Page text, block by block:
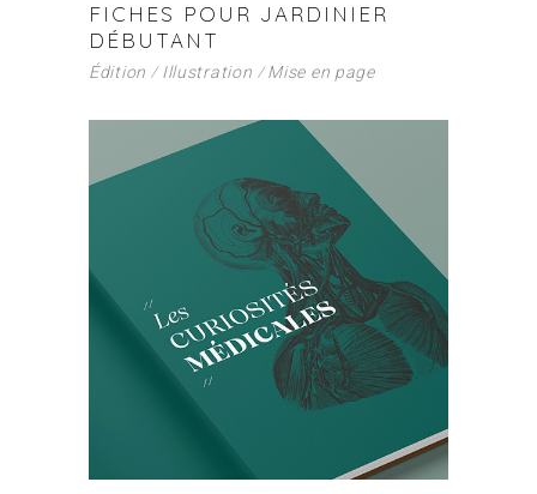
FICHES POUR JARDINIER
DÉBUTANT
Édition Illustration Mise en page